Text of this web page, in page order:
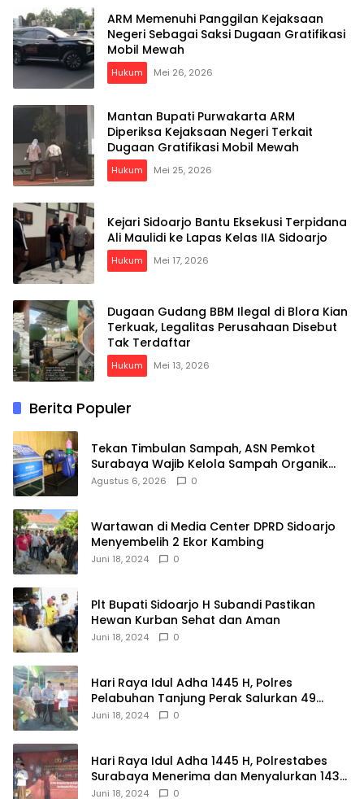
ARM Memenuhi Panggilan Kejaksaan
Negeri Sebagai Saksi Dugaan Gratifikasi
Mobil Mewah
Hukum Mei 26, 2026
Mantan Bupati Purwakarta ARM
Diperiksa Kejaksaan Negeri Terkait
Dugaan Gratifikasi Mobil Mewah
Hukum Mei 25, 2026
Kejari Sidoarjo Bantu Eksekusi Terpidana
Ali Maulidi ke Lapas Kelas IIA Sidoarjo
Hukum Mei 17, 2026
Dugaan Gudang BBM Ilegal di Blora Kian
Terkuak, Legalitas Perusahaan Disebut
Tak Terdaftar
Hukum Mei 13, 2026
Berita Populer
Tekan Timbulan Sampah, ASN Pemkot
Surabaya Wajib Kelola Sampah Organik
dari Rumah
Agustus 6, 2026 0
Wartawan di Media Center DPRD Sidoarjo
Menyembelih 2 Ekor Kambing
Juni 18, 2024 0
Plt Bupati Sidoarjo H Subandi Pastikan
Hewan Kurban Sehat dan Aman
Juni 18, 2024 0
Hari Raya Idul Adha 1445 H, Polres
Pelabuhan Tanjung Perak Salurkan 49
Hewan Korban.
Juni 18, 2024 0
Hari Raya Idul Adha 1445 H, Polrestabes
Surabaya Menerima dan Menyalurkan 143
Hewan Kurban
Juni 18, 2024 0